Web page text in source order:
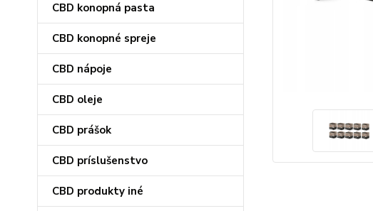
CBD konopná pasta
CBD konopné spreje
CBD nápoje
CBD oleje
CBD prášok
CBD príslušenstvo
CBD produkty iné